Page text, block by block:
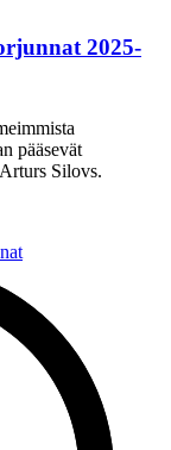
2025-
pääsevät
Silovs.